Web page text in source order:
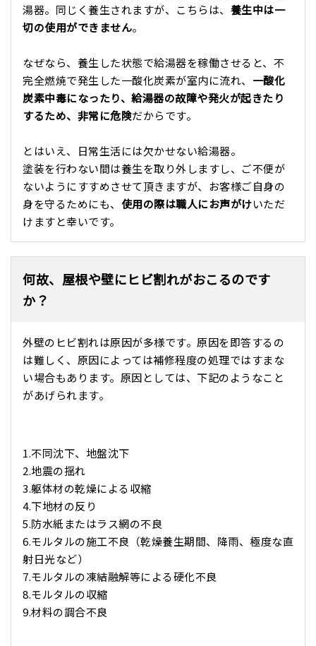
湯器。同じく養生されますが、こちらは、 養生中は一
切の使用ができません。
なぜなら、養生した状態で給湯器を稼働させると、不
完全燃焼で発生した一酸化炭素が室内に流れ、 一酸化
炭素中毒になったり、給湯器の故障や発火が起きたり
するため、非常に危険だからです。
とはいえ、日常生活には欠かせない給湯器。
塗装を行わない間は養生を取り外しますし、ご不便が
ないようにすすめさせて頂きますが、お客様ご自身の
身を守るためにも、 使用の際は職人にお声がけいただ
けますと幸いです。
何故、屋根や壁にヒビ割れがおこるのです
か？
外壁のヒビ割れは原因が多様です。原因を即答するの
は難しく、原因によっては補修程度の処理ではすまな
い場合もあります。原因としては、下記のようなこと
があげられます。
1.不同沈下、地盤沈下
2.地震の揺れ
3.躯体材の乾燥による収縮
4.下地材の反り
5.防水紙またはラス網の不良
6.モルタルの施工不良（乾燥養生期間、降雨、極度な直
射日光など）
7.モルタルの凍結融解等による硬化不良
8.モルタルの収縮
9.材料の調合不良